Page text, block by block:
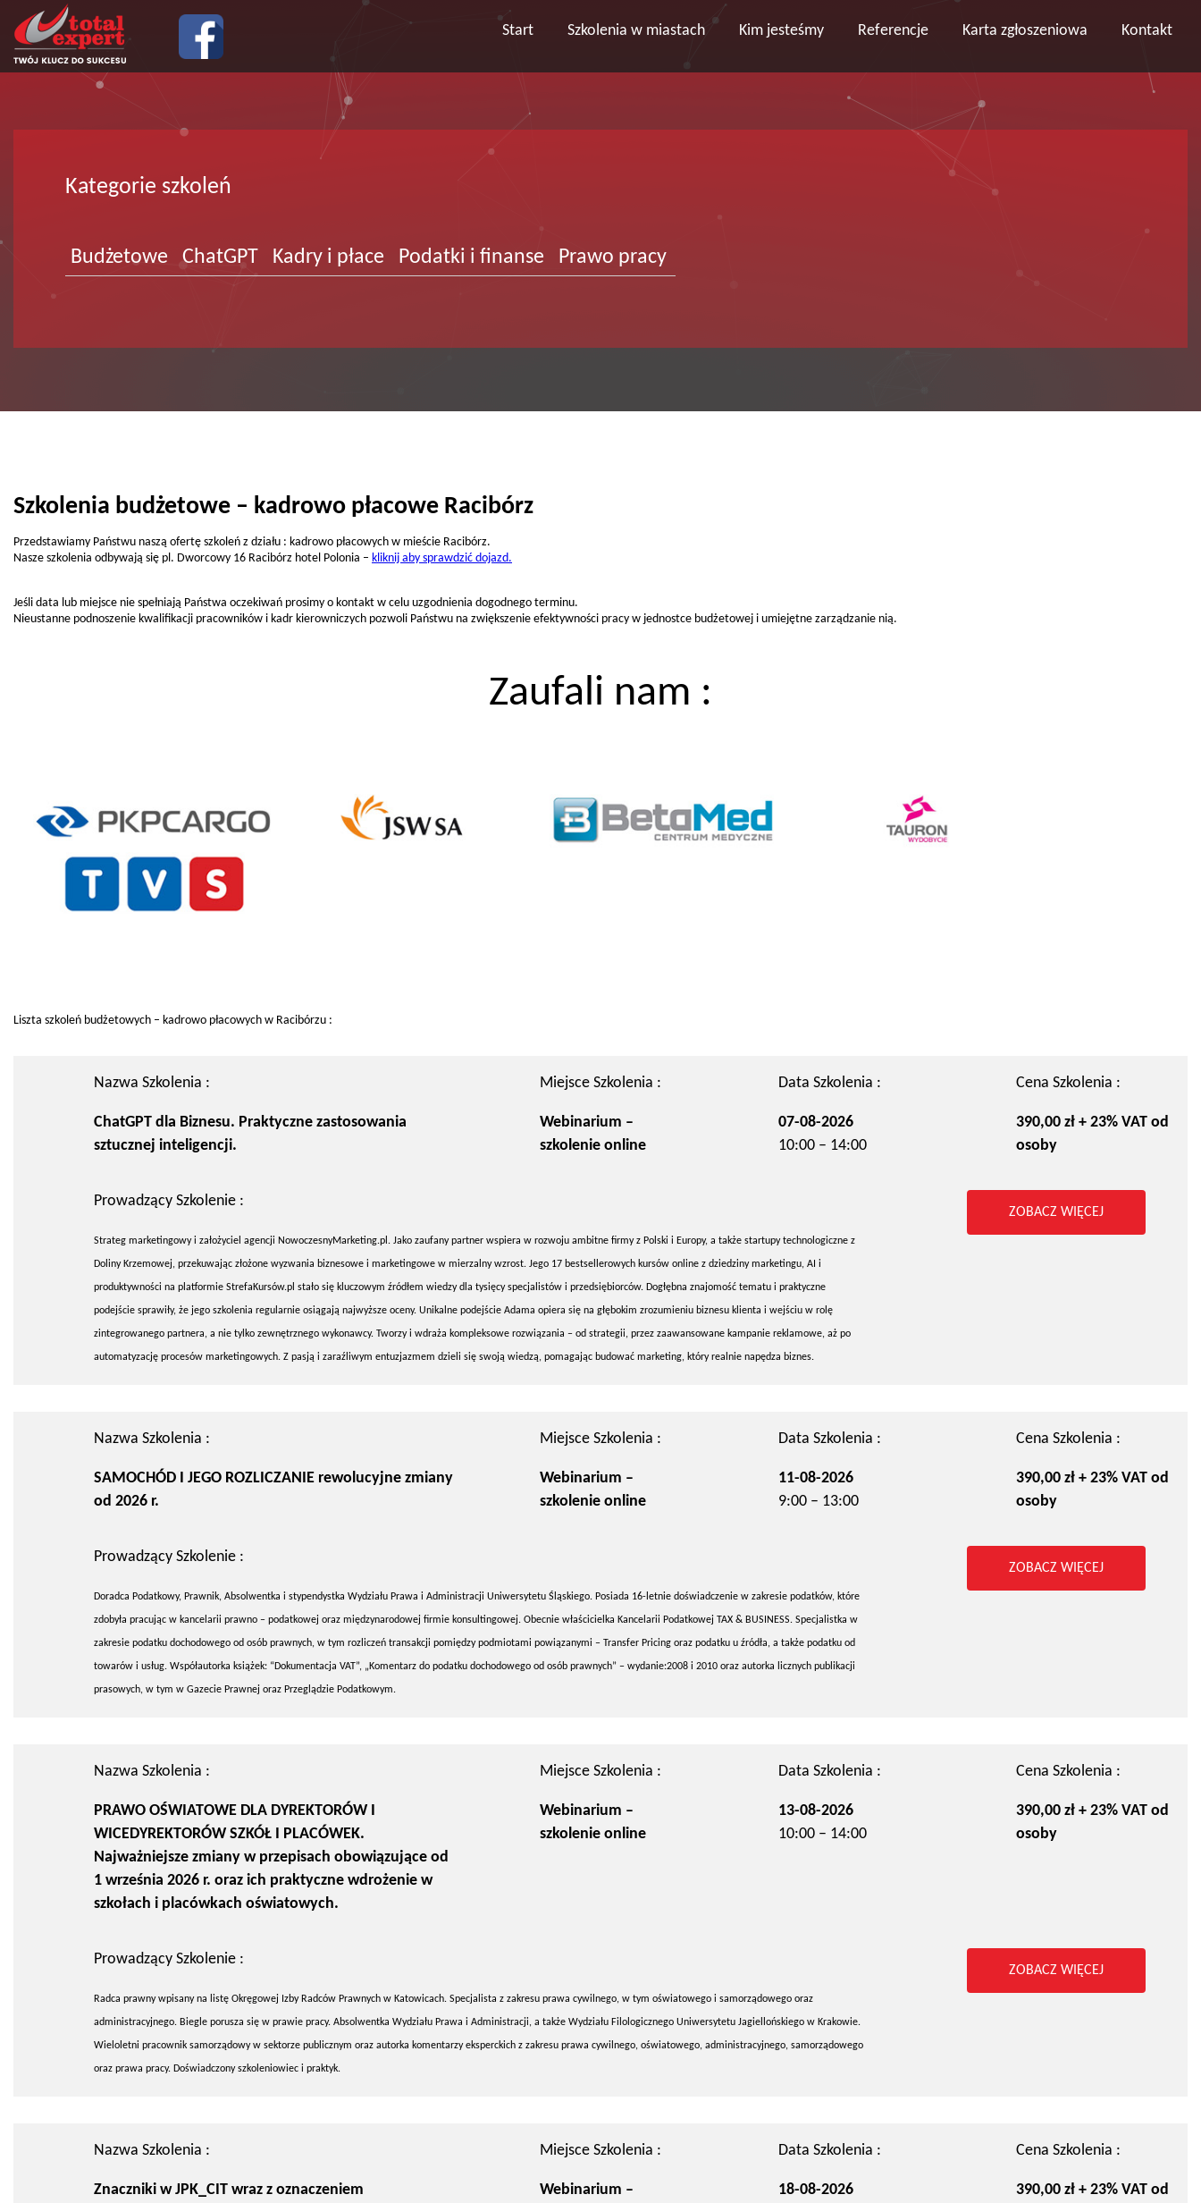
Start Szkolenia w miastach Kim jesteśmy Referencje Karta zgłoszeniowa Kontakt
Kategorie szkoleń
Budżetowe ChatGPT Kadry i płace Podatki i finanse Prawo pracy
Szkolenia budżetowe – kadrowo płacowe Racibórz
Przedstawiamy Państwu naszą ofertę szkoleń z działu : kadrowo płacowych w mieście Racibórz.
Nasze szkolenia odbywają się pl. Dworcowy 16 Racibórz hotel Polonia – kliknij aby sprawdzić dojazd.
Jeśli data lub miejsce nie spełniają Państwa oczekiwań prosimy o kontakt w celu uzgodnienia dogodnego terminu.
Nieustanne podnoszenie kwalifikacji pracowników i kadr kierowniczych pozwoli Państwu na zwiększenie efektywności pracy w jednostce budżetowej i umiejętne zarządzanie nią.
Zaufali nam :
Liszta szkoleń budżetowych – kadrowo płacowych w Racibórzu :
Nazwa Szkolenia :
ChatGPT dla Biznesu. Praktyczne zastosowania
sztucznej inteligencji.
Miejsce Szkolenia :
Webinarium –
szkolenie online
Data Szkolenia :
07-08-2026
10:00 – 14:00
Cena Szkolenia :
390,00 zł + 23% VAT od
osoby
Prowadzący Szkolenie :
Strateg marketingowy i założyciel agencji NowoczesnyMarketing.pl. Jako zaufany partner wspiera w rozwoju ambitne firmy z Polski i Europy, a także startupy technologiczne z
Doliny Krzemowej, przekuwając złożone wyzwania biznesowe i marketingowe w mierzalny wzrost. Jego 17 bestsellerowych kursów online z dziedziny marketingu, AI i
produktywności na platformie StrefaKursów.pl stało się kluczowym źródłem wiedzy dla tysięcy specjalistów i przedsiębiorców. Dogłębna znajomość tematu i praktyczne
podejście sprawiły, że jego szkolenia regularnie osiągają najwyższe oceny. Unikalne podejście Adama opiera się na głębokim zrozumieniu biznesu klienta i wejściu w rolę
zintegrowanego partnera, a nie tylko zewnętrznego wykonawcy. Tworzy i wdraża kompleksowe rozwiązania – od strategii, przez zaawansowane kampanie reklamowe, aż po
automatyzację procesów marketingowych. Z pasją i zaraźliwym entuzjazmem dzieli się swoją wiedzą, pomagając budować marketing, który realnie napędza biznes.
ZOBACZ WIĘCEJ
Nazwa Szkolenia :
SAMOCHÓD I JEGO ROZLICZANIE rewolucyjne zmiany
od 2026 r.
Miejsce Szkolenia :
Webinarium –
szkolenie online
Data Szkolenia :
11-08-2026
9:00 – 13:00
Cena Szkolenia :
390,00 zł + 23% VAT od
osoby
Prowadzący Szkolenie :
Doradca Podatkowy, Prawnik, Absolwentka i stypendystka Wydziału Prawa i Administracji Uniwersytetu Śląskiego. Posiada 16-letnie doświadczenie w zakresie podatków, które
zdobyła pracując w kancelarii prawno – podatkowej oraz międzynarodowej firmie konsultingowej. Obecnie właścicielka Kancelarii Podatkowej TAX & BUSINESS. Specjalistka w
zakresie podatku dochodowego od osób prawnych, w tym rozliczeń transakcji pomiędzy podmiotami powiązanymi – Transfer Pricing oraz podatku u źródła, a także podatku od
towarów i usług. Współautorka książek: “Dokumentacja VAT”, „Komentarz do podatku dochodowego od osób prawnych” – wydanie:2008 i 2010 oraz autorka licznych publikacji
prasowych, w tym w Gazecie Prawnej oraz Przeglądzie Podatkowym.
ZOBACZ WIĘCEJ
Nazwa Szkolenia :
PRAWO OŚWIATOWE DLA DYREKTORÓW I
WICEDYREKTORÓW SZKÓŁ I PLACÓWEK.
Najważniejsze zmiany w przepisach obowiązujące od
1 września 2026 r. oraz ich praktyczne wdrożenie w
szkołach i placówkach oświatowych.
Miejsce Szkolenia :
Webinarium –
szkolenie online
Data Szkolenia :
13-08-2026
10:00 – 14:00
Cena Szkolenia :
390,00 zł + 23% VAT od
osoby
Prowadzący Szkolenie :
Radca prawny wpisany na listę Okręgowej Izby Radców Prawnych w Katowicach. Specjalista z zakresu prawa cywilnego, w tym oświatowego i samorządowego oraz
administracyjnego. Biegle porusza się w prawie pracy. Absolwentka Wydziału Prawa i Administracji, a także Wydziału Filologicznego Uniwersytetu Jagiellońskiego w Krakowie.
Wieloletni pracownik samorządowy w sektorze publicznym oraz autorka komentarzy eksperckich z zakresu prawa cywilnego, oświatowego, administracyjnego, samorządowego
oraz prawa pracy. Doświadczony szkoleniowiec i praktyk.
ZOBACZ WIĘCEJ
Nazwa Szkolenia :
Znaczniki w JPK_CIT wraz z oznaczeniem
Miejsce Szkolenia :
Webinarium –
Data Szkolenia :
18-08-2026
Cena Szkolenia :
390,00 zł + 23% VAT od